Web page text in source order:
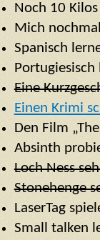
Noch 10
Mich
Spanisch
Eine
Einen Krimi
Den Film
Absinth
Loch Ness
Stonehenge
LaserTag
Small talken